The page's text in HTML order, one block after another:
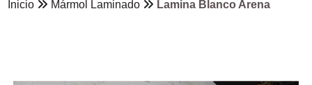
Inicio Mármol Laminado Lamina Blanco Arena